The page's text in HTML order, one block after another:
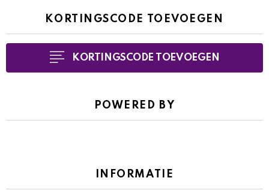
KORTINGSCODE TOEVOEGEN
KORTINGSCODE TOEVOEGEN
POWERED BY
INFORMATIE